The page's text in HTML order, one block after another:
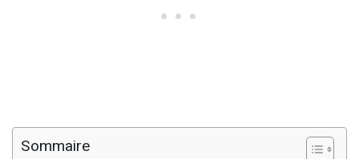
Sommaire